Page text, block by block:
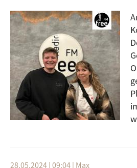
28.05.2024 | 09:04 | Max